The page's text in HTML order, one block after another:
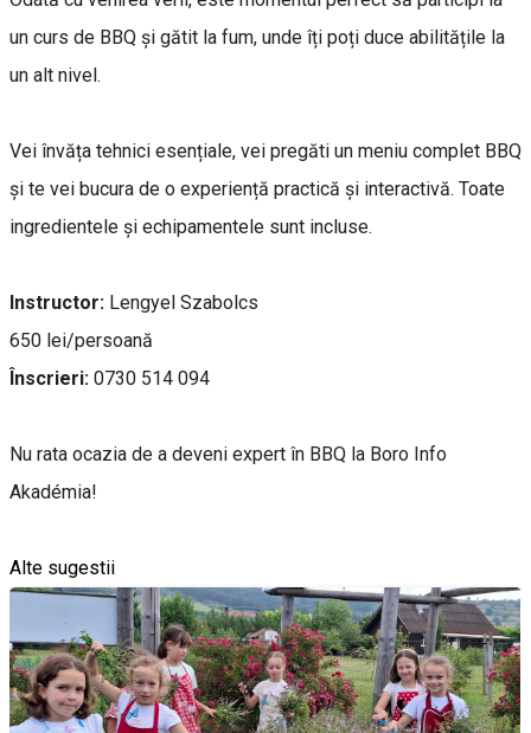
un curs de BBQ și gătit la fum, unde îți poți duce abilitățile la
un alt nivel.
Vei învăța tehnici esențiale, vei pregăti un meniu complet BBQ
și te vei bucura de o experiență practică și interactivă. Toate
ingredientele și echipamentele sunt incluse.
Instructor: Lengyel Szabolcs
650 lei/persoană
Înscrieri: 0730 514 094
Nu rata ocazia de a deveni expert în BBQ la Boro Info
Akadémia!
Alte sugestii